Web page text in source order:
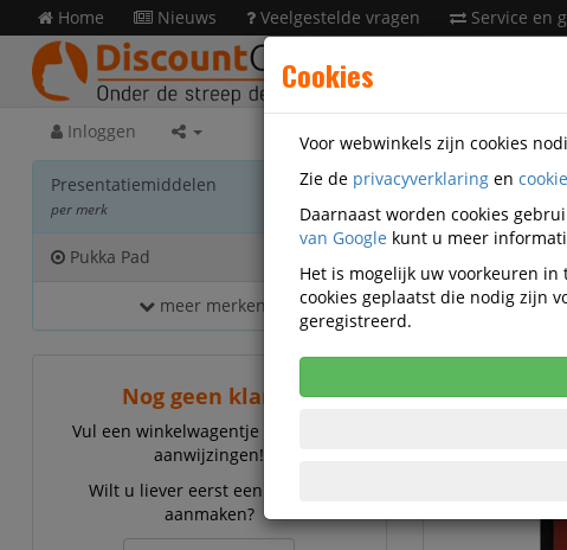
Home Nieuws Veelgestelde vragen Service en
Inloggen
Presentatiemiddelen
per merk
Pukka Pad
meer merken...
Nog geen klant?
Vul een winkelwagentje en volg de
aanwijzingen!
Wilt u liever eerst een account
aanmaken?
Cookies
Voor webwinkels zijn cookies
Zie de privacyverklaring en
Daarnaast worden cookies
van Google kunt u meer
Het is mogelijk uw voorkeuren
cookies geplaatst die nodig zijn
geregistreerd.